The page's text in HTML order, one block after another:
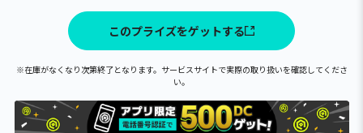
このプライズをゲットする
※在庫がなくなり次第終了となります。サービスサイトで実際の取り扱いを確認してくださ
い。